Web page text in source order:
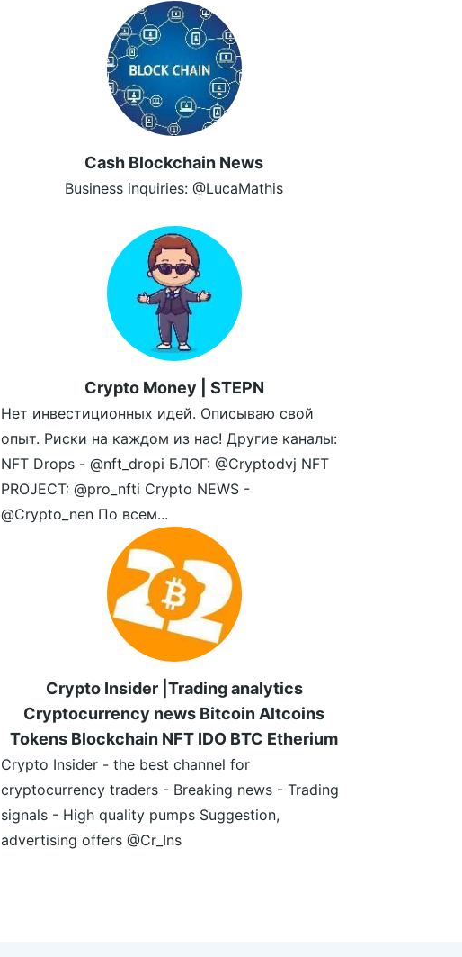
Cash Blockchain News
Business inquiries: @LucaMathis
Crypto Money | STEPN
Нет инвестиционных идей. Описываю свой
опыт. Риски на каждом из нас! Другие каналы:
NFT Drops - @nft_dropi БЛОГ: @Cryptodvj NFT
PROJECT: @pro_nfti Crypto NEWS -
@Crypto_nen По всем...
Crypto Insider |Trading analytics
Cryptocurrency news Bitcoin Altcoins
Tokens Blockchain NFT IDO BTC Etherium
Crypto Insider - the best channel for
cryptocurrency traders - Breaking news - Trading
signals - High quality pumps Suggestion,
advertising offers @Cr_Ins